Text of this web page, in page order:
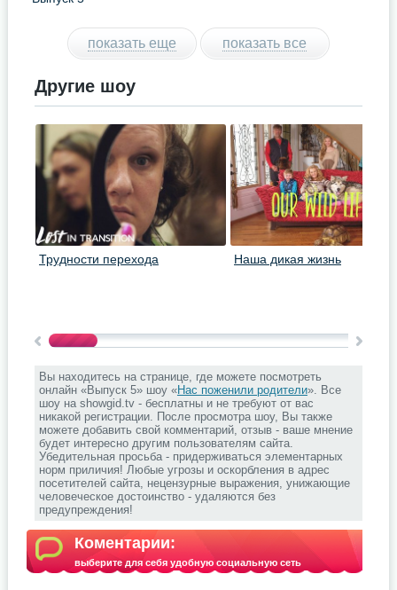
показать еще показать все
Другие шоу
Трудности перехода Наша дикая жизнь
Вы находитесь на странице, где можете посмотреть
онлайн «Выпуск 5» шоу «Нас поженили родители». Все
шоу на showgid.tv - бесплатны и не требуют от вас
никакой регистрации. После просмотра шоу, Вы также
можете добавить свой комментарий, отзыв - ваше мнение
будет интересно другим пользователям сайта.
Убедительная просьба - придерживаться элементарных
норм приличия! Любые угрозы и оскорбления в адрес
посетителей сайта, нецензурные выражения, унижающие
человеческое достоинство - удаляются без
предупреждения!
Коментарии:
выберите для себя удобную социальную сеть